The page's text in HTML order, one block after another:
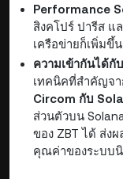
Performance
สิงคโปร์ ปารีส แ
เครือข่ายก็เพิ่มขึ้
ความเข้ากันได้กั
เทคนิคที่สำคัญจา
Circom กับ
ส่วนตัวบน
ของ ZBT ได้ ส่ง
คุณค่าของระบบ